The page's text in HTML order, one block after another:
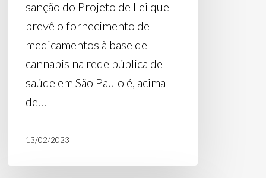
regulamentação”
sanção do Projeto de Lei que
prevê o fornecimento de
medicamentos à base de
cannabis na rede pública de
saúde em São Paulo é, acima
de…
13/02/2023